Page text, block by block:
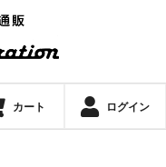
カート ログイン